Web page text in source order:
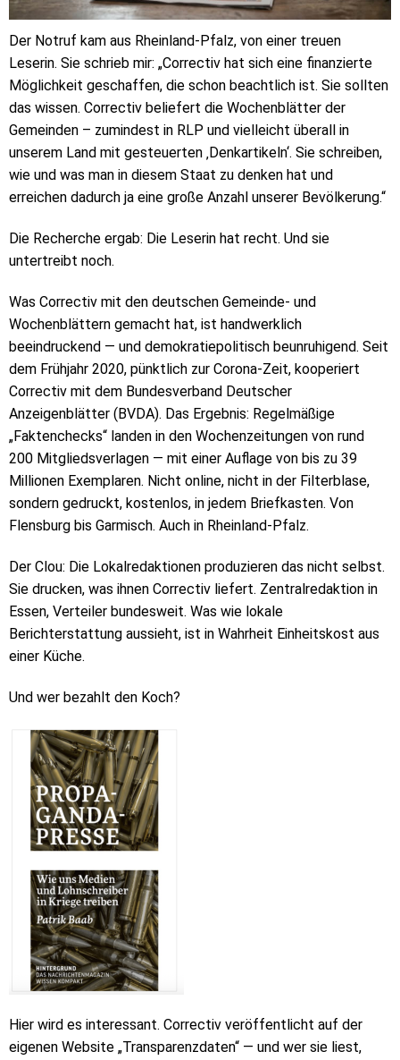
Der Notruf kam aus Rheinland-Pfalz, von einer treuen
Leserin. Sie schrieb mir: „Correctiv hat sich eine finanzierte
Möglichkeit geschaffen, die schon beachtlich ist. Sie sollten
das wissen. Correctiv beliefert die Wochenblätter der
Gemeinden – zumindest in RLP und vielleicht überall in
unserem Land mit gesteuerten ‚Denkartikeln‘. Sie schreiben,
wie und was man in diesem Staat zu denken hat und
erreichen dadurch ja eine große Anzahl unserer Bevölkerung.“
Die Recherche ergab: Die Leserin hat recht. Und sie
untertreibt noch.
Was Correctiv mit den deutschen Gemeinde- und
Wochenblättern gemacht hat, ist handwerklich
beeindruckend — und demokratiepolitisch beunruhigend. Seit
dem Frühjahr 2020, pünktlich zur Corona-Zeit, kooperiert
Correctiv mit dem Bundesverband Deutscher
Anzeigenblätter (BVDA). Das Ergebnis: Regelmäßige
„Faktenchecks“ landen in den Wochenzeitungen von rund
200 Mitgliedsverlagen — mit einer Auflage von bis zu 39
Millionen Exemplaren. Nicht online, nicht in der Filterblase,
sondern gedruckt, kostenlos, in jedem Briefkasten. Von
Flensburg bis Garmisch. Auch in Rheinland-Pfalz.
Der Clou: Die Lokalredaktionen produzieren das nicht selbst.
Sie drucken, was ihnen Correctiv liefert. Zentralredaktion in
Essen, Verteiler bundesweit. Was wie lokale
Berichterstattung aussieht, ist in Wahrheit Einheitskost aus
einer Küche.
Und wer bezahlt den Koch?
Hier wird es interessant. Correctiv veröffentlicht auf der
eigenen Website „Transparenzdaten“ — und wer sie liest,